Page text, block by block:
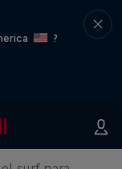
?